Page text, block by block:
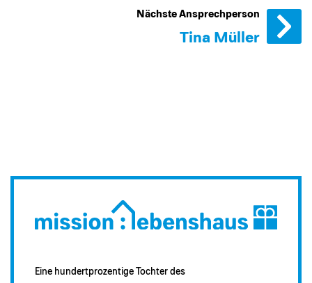
Nächste Ansprechperson
Tina Müller
Eine hundertprozentige Tochter des